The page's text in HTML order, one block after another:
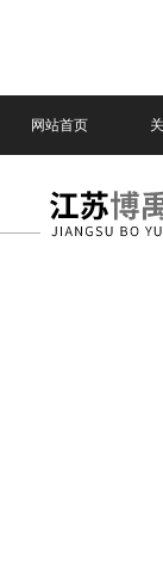
网站首页